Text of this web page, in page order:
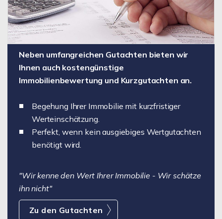
Neben umfangreichen Gutachten bieten wir
Ihnen auch kostengünstige
Immobilienbewertung und Kurzgutachten an.
Begehung Ihrer Immobilie mit kurzfristiger
Werteinschätzung.
Perfekt, wenn kein ausgiebiges Wertgutachten
benötigt wird.
"Wir kenne den Wert Ihrer Immobilie - Wir schätze
ihn nicht"
Zu den Gutachten